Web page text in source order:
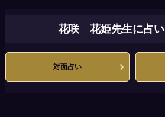
花咲 花姫先生に占い
対面占い